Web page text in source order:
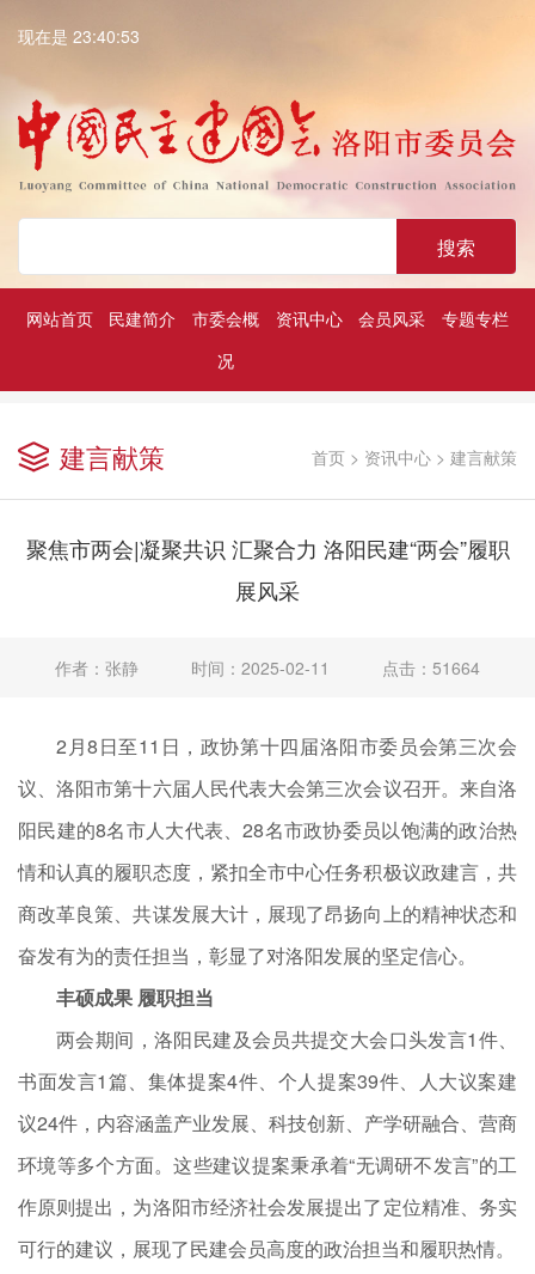
现在是 23:40:53
搜索
网站首页 民建简介
市委会概
况
资讯中心 会员风采 专题专栏
建言献策 首页 > 资讯中心 > 建言献策
聚焦市两会|凝聚共识 汇聚合力 洛阳民建“两会”履职
展风采
作者：张静 时间：2025-02-11 点击：51664
2月8日至11日，政协第十四届洛阳市委员会第三次会
议、洛阳市第十六届人民代表大会第三次会议召开。来自洛
阳民建的8名市人大代表、28名市政协委员以饱满的政治热
情和认真的履职态度，紧扣全市中心任务积极议政建言，共
商改革良策、共谋发展大计，展现了昂扬向上的精神状态和
奋发有为的责任担当，彰显了对洛阳发展的坚定信心。
丰硕成果 履职担当
两会期间，洛阳民建及会员共提交大会口头发言1件、
书面发言1篇、集体提案4件、个人提案39件、人大议案建
议24件，内容涵盖产业发展、科技创新、产学研融合、营商
环境等多个方面。这些建议提案秉承着“无调研不发言”的工
作原则提出，为洛阳市经济社会发展提出了定位精准、务实
可行的建议，展现了民建会员高度的政治担当和履职热情。